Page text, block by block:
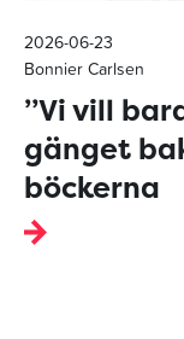
2026-06-23
Bonnier Carlsen
”Vi vill
gänget
böckerna